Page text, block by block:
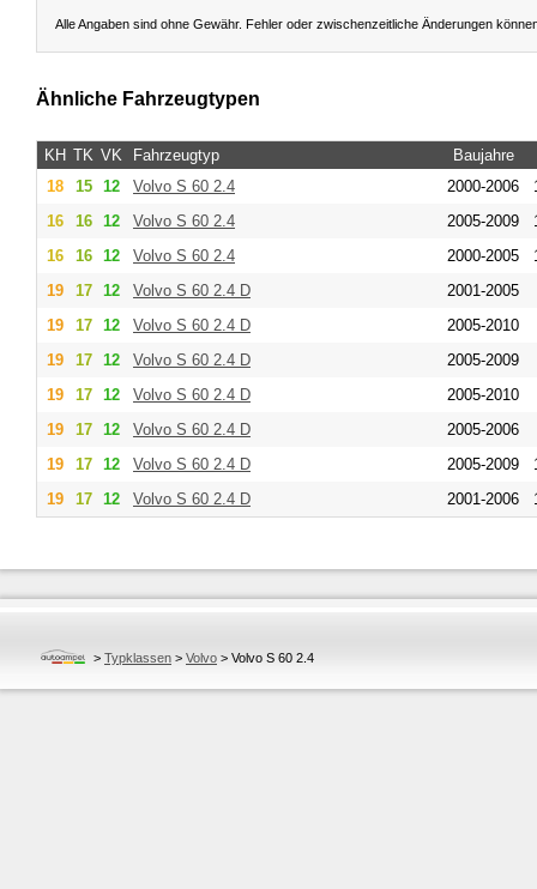
Alle Angaben sind ohne Gewähr. Fehler oder zwischenzeitliche Änderungen
Ähnliche Fahrzeugtypen
KH TK VK Fahrzeugtyp Baujahre
18
15 12 Volvo S 60 2.4 2000-2006
16
16 12 Volvo S 60 2.4 2005-2009
16
16 12 Volvo S 60 2.4 2000-2005
19
17 12 Volvo S 60 2.4 D
2001-2005
19
17 12 Volvo S 60 2.4 D
2005-2010
19
17 12 Volvo S 60 2.4 D
2005-2009
19
17 12 Volvo S 60 2.4 D
2005-2010
19
17 12 Volvo S 60 2.4 D
2005-2006
19
17 12 Volvo S 60 2.4 D 2005-2009
19
17 12 Volvo S 60 2.4 D 2001-2006
> Typklassen > Volvo > Volvo S 60 2.4